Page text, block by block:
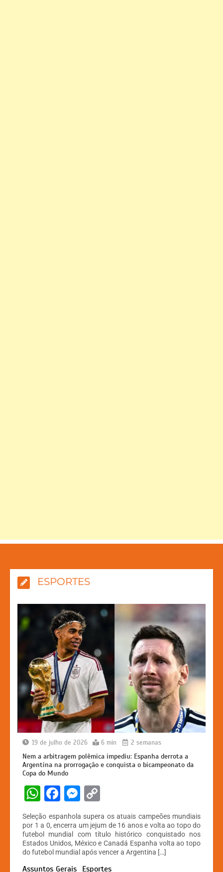
ESPORTES
19 de julho de 2026 6 min 2 semanas
Nem a arbitragem polêmica impediu: Espanha derrota a
Argentina na prorrogação e conquista o bicampeonato da
Copa do Mundo
W
h
at
s
A
F
a
c
e
b
M
s
s
e
p
y
Li
Seleção espanhola supera os atuais campeões mundiais
por 1 a 0, encerra um jejum de 16 anos e volta ao topo do
futebol mundial com título histórico conquistado nos
Estados Unidos, México e Canadá Espanha volta ao topo
do futebol mundial após vencer a Argentina […]
Assuntos Gerais Esportes